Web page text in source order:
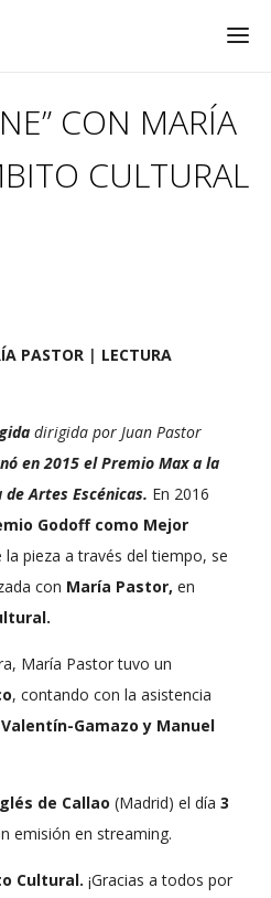
CON MARÍA
CULTURAL
PASTOR | LECTURA
dirigida por Juan Pastor
en 2015 el Premio Max a la
Artes Escénicas. En 2016
Godoff como Mejor
pieza a través del tiempo, se
con María Pastor, en
María Pastor tuvo un
, contando con la asistencia
Gamazo y Manuel
de Callao (Madrid) el día 3
emisión en streaming.
Cultural. ¡Gracias a todos por